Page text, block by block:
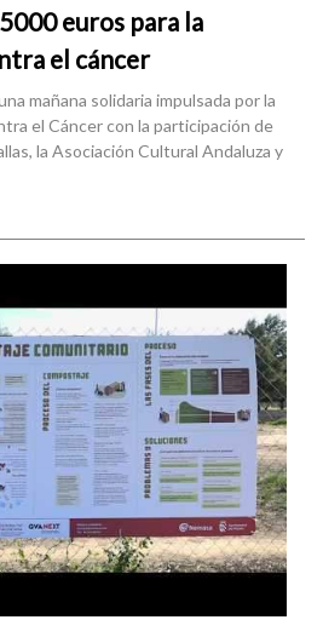
euros para la
el cáncer
mañana solidaria impulsada por la
el Cáncer con la participación de
la Asociación Cultural Andaluza y